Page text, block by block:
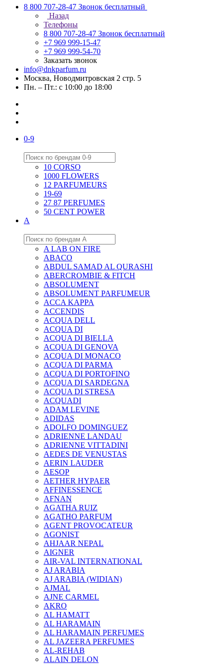
8 800 707-28-47 Звонок бесплатный
Назад
Телефоны
8 800 707-28-47 Звонок бесплатный
+7 969 999-15-47
+7 969 999-54-70
Заказать звонок
info@dnkparfum.ru
Москва, Новодмитровская 2 стр. 5
Пн. – Пт.: с 10:00 до 18:00
0-9
10 CORSO
1000 FLOWERS
12 PARFUMEURS
19-69
27 87 PERFUMES
50 CENT POWER
A
A LAB ON FIRE
ABACO
ABDUL SAMAD AL QURASHI
ABERCROMBIE & FITCH
ABSOLUMENT
ABSOLUMENT PARFUMEUR
ACCA KAPPA
ACCENDIS
ACQUA DELL
ACQUA DI
ACQUA DI BIELLA
ACQUA DI GENOVA
ACQUA DI MONACO
ACQUA DI PARMA
ACQUA DI PORTOFINO
ACQUA DI SARDEGNA
ACQUA DI STRESA
ACQUADI
ADAM LEVINE
ADIDAS
ADOLFO DOMINGUEZ
ADRIENNE LANDAU
ADRIENNE VITTADINI
AEDES DE VENUSTAS
AERIN LAUDER
AESOP
AETHER HYPAER
AFFINESSENCE
AFNAN
AGATHA RUIZ
AGATHO PARFUM
AGENT PROVOCATEUR
AGONIST
AHJAAR NEPAL
AIGNER
AIR-VAL INTERNATIONAL
AJ ARABIA
AJ ARABIA (WIDIAN)
AJMAL
AJNE CARMEL
AKRO
AL HAMATT
AL HARAMAIN
AL HARAMAIN PERFUMES
AL JAZEERA PERFUMES
AL-REHAB
ALAIN DELON